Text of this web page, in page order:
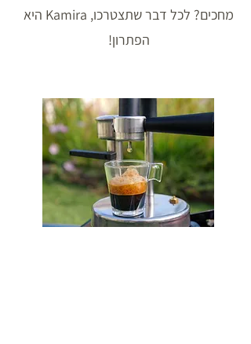
מחכים? לכל דבר שתצטרכו, Kamira היא
הפתרון!